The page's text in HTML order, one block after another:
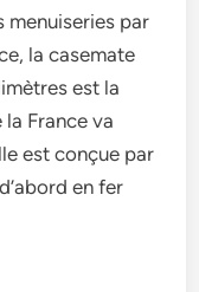
menuiseries par
la casemate
est la
France va
est conçue par
en fer